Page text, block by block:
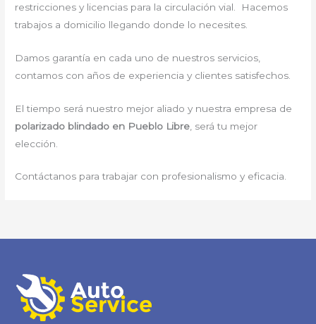
restricciones y licencias para la circulación vial. Hacemos
trabajos a domicilio llegando donde lo necesites.
Damos garantía en cada uno de nuestros servicios,
contamos con años de experiencia y clientes satisfechos.
El tiempo será nuestro mejor aliado y nuestra empresa de
polarizado blindado en Pueblo Libre , será tu mejor
elección.
Contáctanos para trabajar con profesionalismo y eficacia.